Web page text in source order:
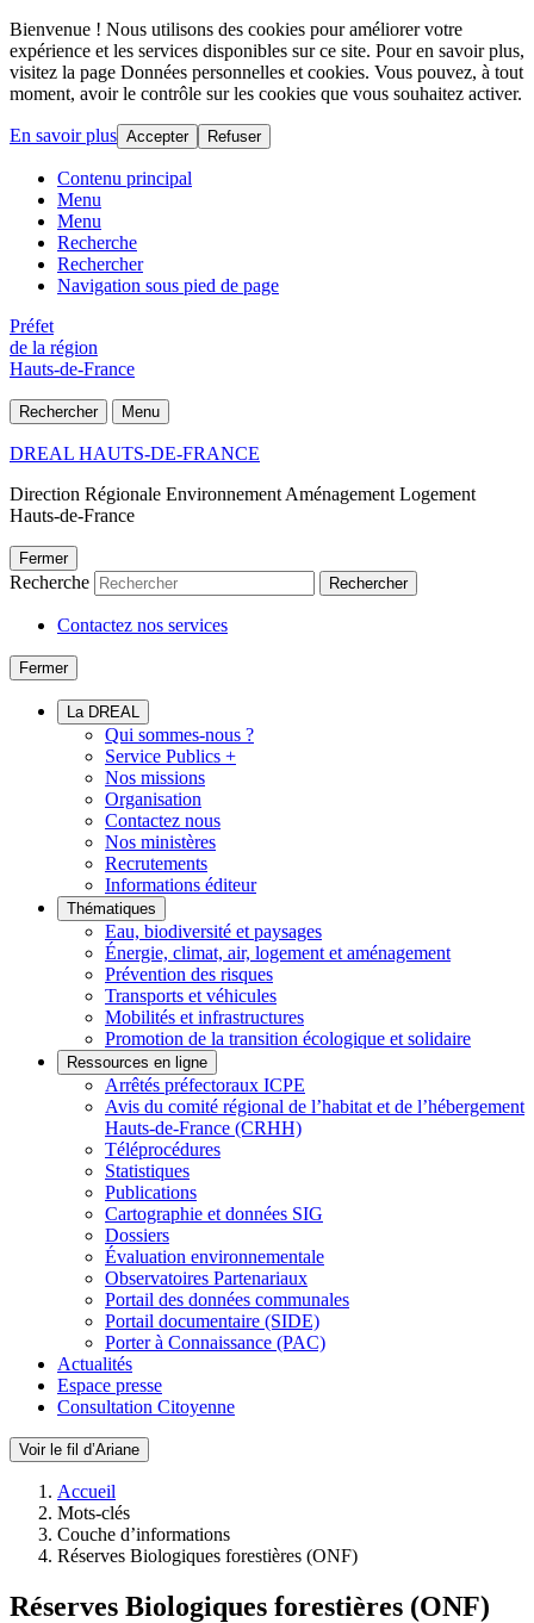
Bienvenue ! Nous utilisons des cookies pour améliorer votre
expérience et les services disponibles sur ce site. Pour en savoir plus,
visitez la page Données personnelles et cookies. Vous pouvez, à tout
moment, avoir le contrôle sur les cookies que vous souhaitez activer.
En savoir plus Accepter Refuser
Contenu principal
Menu
Menu
Recherche
Rechercher
Navigation sous pied de page
Préfet
de la région
Hauts-de-France
Rechercher Menu
DREAL HAUTS-DE-FRANCE
Direction Régionale Environnement Aménagement Logement
Hauts-de-France
Fermer
Recherche Rechercher
Contactez nos services
Fermer
La DREAL
Qui sommes-nous ?
Service Publics +
Nos missions
Organisation
Contactez nous
Nos ministères
Recrutements
Informations éditeur
Thématiques
Eau, biodiversité et paysages
Énergie, climat, air, logement et aménagement
Prévention des risques
Transports et véhicules
Mobilités et infrastructures
Promotion de la transition écologique et solidaire
Ressources en ligne
Arrêtés préfectoraux ICPE
Avis du comité régional de l’habitat et de l’hébergement
Hauts-de-France (CRHH)
Téléprocédures
Statistiques
Publications
Cartographie et données SIG
Dossiers
Évaluation environnementale
Observatoires Partenariaux
Portail des données communales
Portail documentaire (SIDE)
Porter à Connaissance (PAC)
Actualités
Espace presse
Consultation Citoyenne
Voir le fil d’Ariane
Accueil
Mots-clés
Couche d’informations
Réserves Biologiques forestières (ONF)
Réserves Biologiques forestières (ONF)